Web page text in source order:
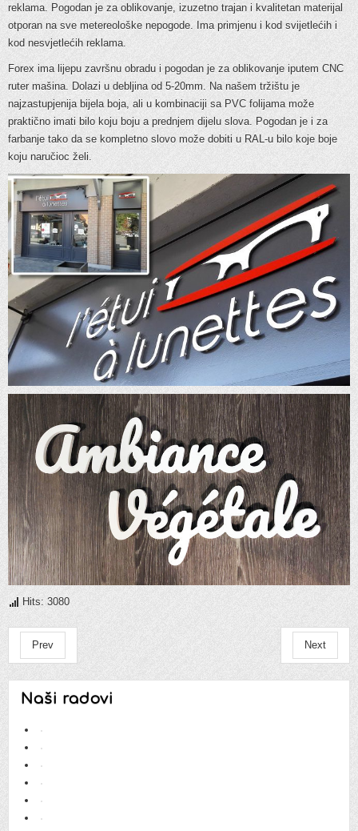
reklama. Pogodan je za oblikovanje, izuzetno trajan i kvalitetan materijal
otporan na sve metereološke nepogode. Ima primjenu i kod svijetlećih i
kod nesvjetlećih reklama.
Forex ima lijepu završnu obradu i pogodan je za oblikovanje iputem CNC
ruter mašina. Dolazi u debljina od 5-20mm. Na našem tržištu je
najzastupjenija bijela boja, ali u kombinaciji sa PVC folijama može
praktično imati bilo koju boju a prednjem dijelu slova. Pogodan je i za
farbanje tako da se kompletno slovo može dobiti u RAL-u bilo koje boje
koju naručioc želi.
Hits: 3080
Prev Next
Naši radovi